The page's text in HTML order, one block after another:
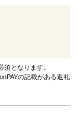
となります。
の記載がある返礼